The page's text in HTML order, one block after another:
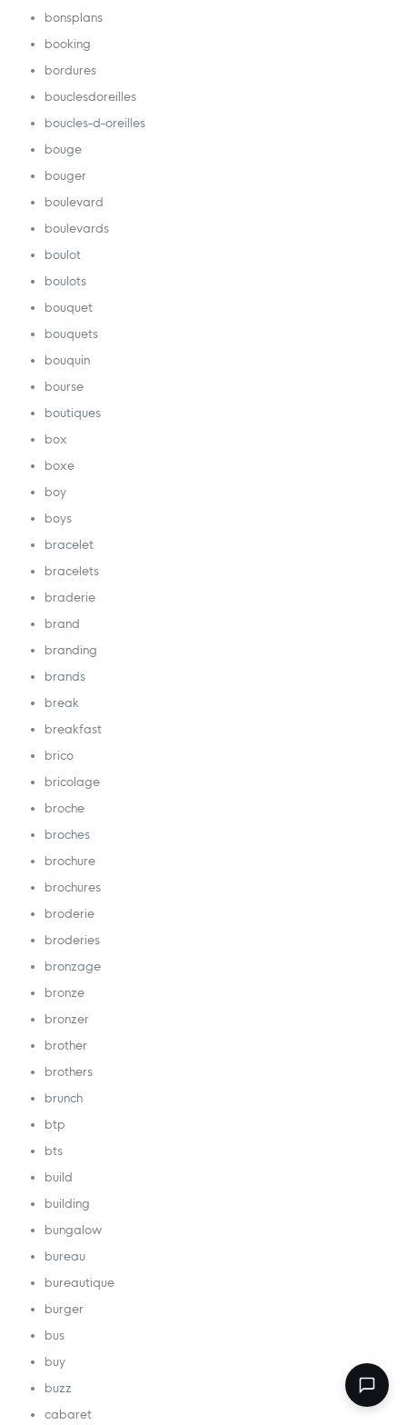
bonsplans
booking
bordures
bouclesdoreilles
boucles-d-oreilles
bouge
bouger
boulevard
boulevards
boulot
boulots
bouquet
bouquets
bouquin
bourse
boutiques
box
boxe
boy
boys
bracelet
bracelets
braderie
brand
branding
brands
break
breakfast
brico
bricolage
broche
broches
brochure
brochures
broderie
broderies
bronzage
bronze
bronzer
brother
brothers
brunch
btp
bts
build
building
bungalow
bureau
bureautique
burger
bus
buy
buzz
cabaret